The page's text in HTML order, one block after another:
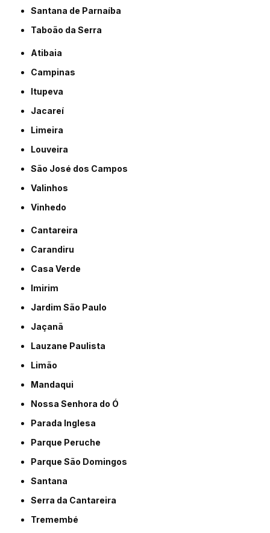
Santana de Parnaíba
Taboão da Serra
Atibaia
Campinas
Itupeva
Jacareí
Limeira
Louveira
São José dos Campos
Valinhos
Vinhedo
Cantareira
Carandiru
Casa Verde
Imirim
Jardim São Paulo
Jaçanã
Lauzane Paulista
Limão
Mandaqui
Nossa Senhora do Ó
Parada Inglesa
Parque Peruche
Parque São Domingos
Santana
Serra da Cantareira
Tremembé